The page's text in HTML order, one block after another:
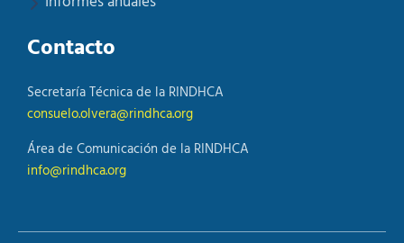
Contacto
Secretaría Técnica de la RINDHCA
consuelo.olvera@rindhca.org
Área de Comunicación de la RINDHCA
info@rindhca.org